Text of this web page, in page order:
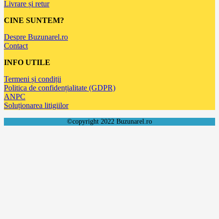
Livrare și retur
CINE SUNTEM?
Despre Buzunarel.ro
Contact
INFO UTILE
Termeni și condiții
Politica de confidențialitate (GDPR)
ANPC
Soluționarea litigiilor
©copyright 2022 Buzunarel.ro